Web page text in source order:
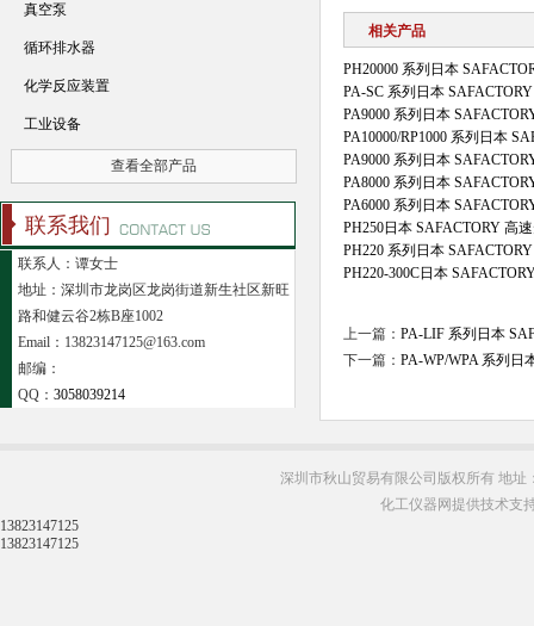
相关产品
PH20000 系列日本
PA-SC 系列日本
PA9000 系列日本
PA10000/RP1000 系列日本
PA9000 系列日本
PA8000 系列日本
PA6000 系列日本
PH250日本 SAFACTORY 高
PH220 系列日本
PH220-300C日本
上一篇： PA-LIF 系列日本
下一篇： PA-WP/WPA 系列日
真空泵
循环排水器
化学反应装置
工业设备
查看全部产品
联系我们
联系人：谭女士
地址：深圳市龙岗区龙岗街道新生社区新旺
路和健云谷2栋B座1002
Email：13823147125@163.com
邮编：
QQ： 3058039214
深圳市秋山贸易有限公司版权所有 地址
化工仪器网提供技术支
13823147125
13823147125